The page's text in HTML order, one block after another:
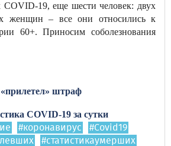
COVID-19, еще шести человек: двух
женщин – все они относились к
60+. Приносим соболезнования
штраф
COVID-19 за сутки
#коронавирус
#Covid19
#статистикаумерших